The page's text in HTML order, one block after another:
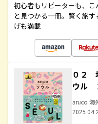
初心者もリピーターも、
と見つかる一冊。賢く旅
げも満載
０２
ウル
aruco 海